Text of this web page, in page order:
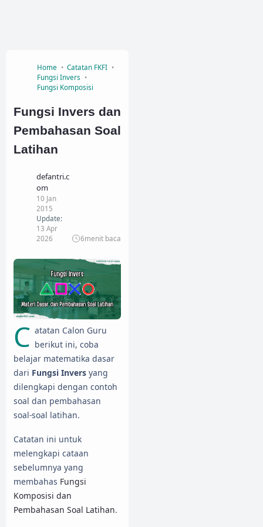
Home
Catatan FKFI
Fungsi Invers
Fungsi Komposisi
Fungsi Invers dan
Pembahasan Soal
Latihan
defantri.c
om
10 Jan
2015
Update:
13 Apr
2026
6menit baca
C atatan Calon Guru
berikut ini, coba
belajar matematika dasar
dari Fungsi Invers yang
dilengkapi dengan contoh
soal dan pembahasan
soal-soal latihan.
Catatan ini untuk
melengkapi cataan
sebelumnya yang
membahas Fungsi
Komposisi dan
Pembahasan Soal Latihan.